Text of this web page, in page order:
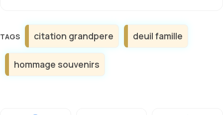
Étiquettes
citation grandpere deuil famille
hommage souvenirs